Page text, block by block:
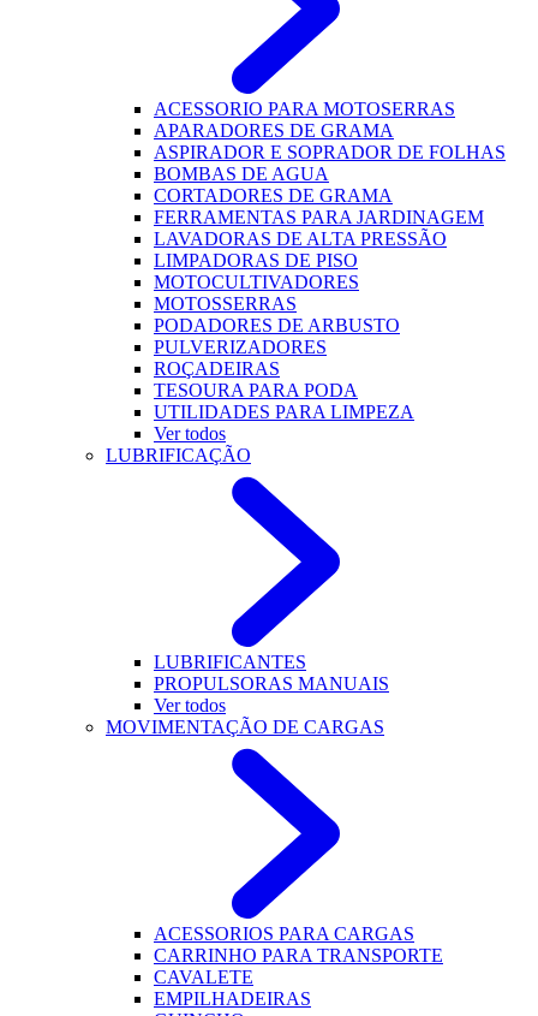
ACESSORIO PARA MOTOSERRAS
APARADORES DE GRAMA
ASPIRADOR E SOPRADOR DE FOLHAS
BOMBAS DE AGUA
CORTADORES DE GRAMA
FERRAMENTAS PARA JARDINAGEM
LAVADORAS DE ALTA PRESSÃO
LIMPADORAS DE PISO
MOTOCULTIVADORES
MOTOSSERRAS
PODADORES DE ARBUSTO
PULVERIZADORES
ROÇADEIRAS
TESOURA PARA PODA
UTILIDADES PARA LIMPEZA
Ver todos
LUBRIFICAÇÃO
LUBRIFICANTES
PROPULSORAS MANUAIS
Ver todos
MOVIMENTAÇÃO DE CARGAS
ACESSORIOS PARA CARGAS
CARRINHO PARA TRANSPORTE
CAVALETE
EMPILHADEIRAS